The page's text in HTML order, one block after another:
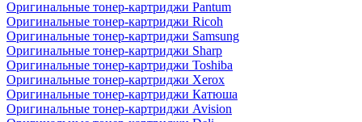
Оригинальные тонер-картриджи Pantum
Оригинальные тонер-картриджи Ricoh
Оригинальные тонер-картриджи Samsung
Оригинальные тонер-картриджи Sharp
Оригинальные тонер-картриджи Toshiba
Оригинальные тонер-картриджи Xerox
Оригинальные тонер-картриджи Катюша
Оригинальные тонер-картриджи Avision